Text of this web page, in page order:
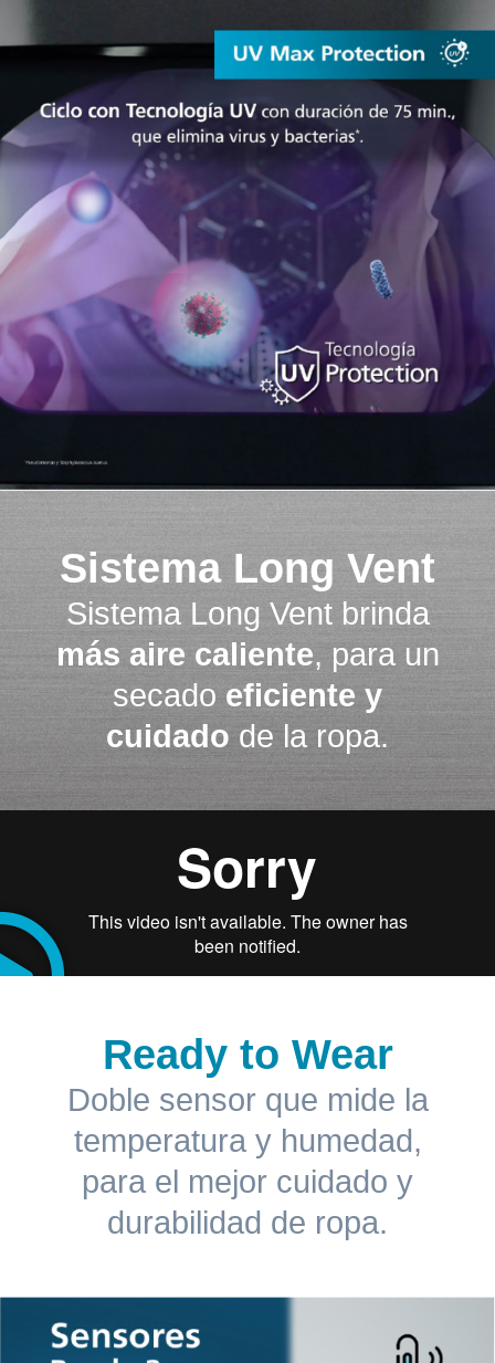
Sistema Long Vent
Sistema Long Vent brinda
más aire caliente, para un
secado eficiente y
cuidado de la ropa.
Ready to Wear
Doble sensor que mide la
temperatura y humedad,
para el mejor cuidado y
durabilidad de ropa.